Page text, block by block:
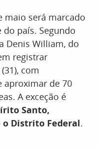
maio será marcado
país. Segundo
Denis William, do
registrar
com
aproximar de 70
A exceção é
Santo,
o Distrito Federal.